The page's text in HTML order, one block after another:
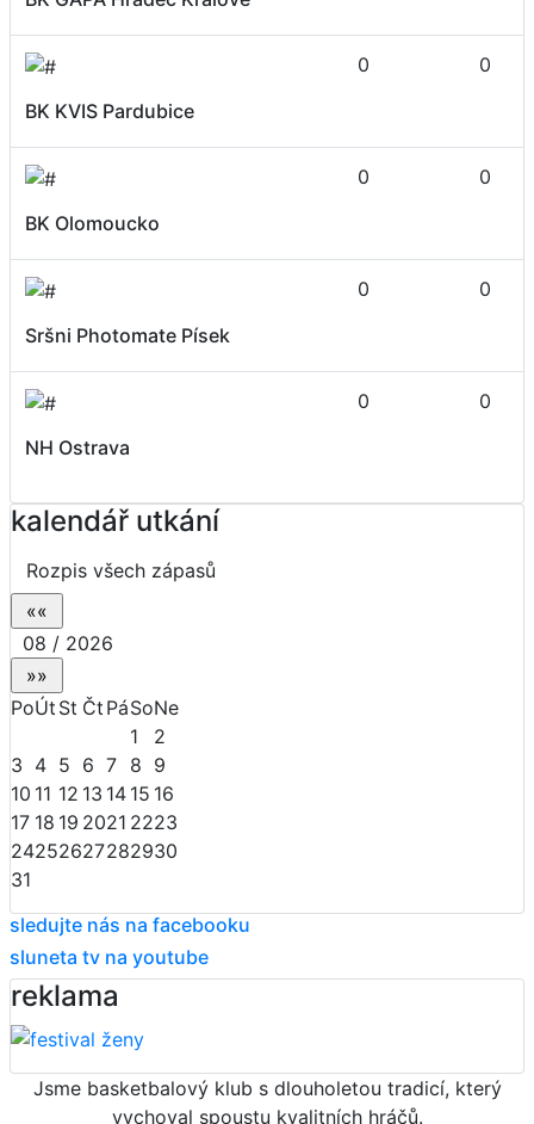
BK KVIS Pardubice
0 0
BK Olomoucko
0 0
Sršni Photomate Písek
0 0
NH Ostrava
0 0
kalendář utkání
Rozpis všech zápasů
08 / 2026
PoÚt St Čt PáSoNe
1
2
3 4 5 6 7 8 9
10 11 12 13 14 15 16
17 18 19 2021 2223
24252627282930
31
sledujte nás na facebooku
sluneta tv na youtube
reklama
Jsme basketbalový klub s dlouholetou tradicí, který
vychoval spoustu kvalitních hráčů.